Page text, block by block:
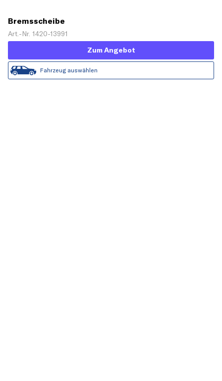
Bremsscheibe
Art.-Nr. 1420-13991
Zum Angebot
Fahrzeug auswählen